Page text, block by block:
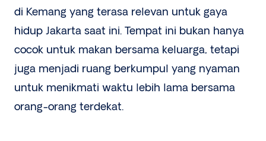
di Kemang yang terasa relevan untuk gaya
hidup Jakarta saat ini. Tempat ini bukan hanya
cocok untuk makan bersama keluarga, tetapi
juga menjadi ruang berkumpul yang nyaman
untuk menikmati waktu lebih lama bersama
orang-orang terdekat.